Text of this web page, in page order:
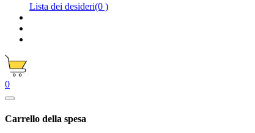
Lista dei desideri(0 )
0
Carrello della spesa